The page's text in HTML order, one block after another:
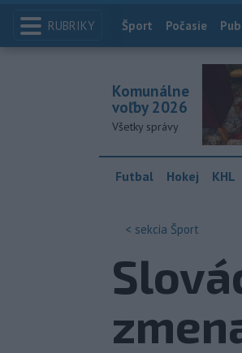
RUBRIKY Index
Šport Počasie
Komunálne
voľby 2026
Všetky správy
Futbal Hokej KHL
< sekcia Šport